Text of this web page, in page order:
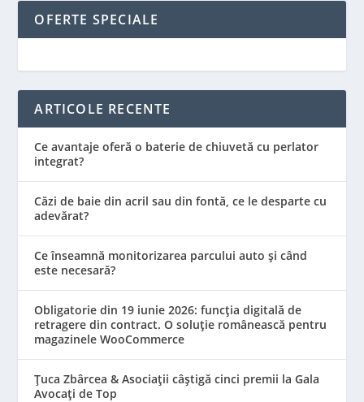
OFERTE SPECIALE
ARTICOLE RECENTE
Ce avantaje oferă o baterie de chiuvetă cu perlator
integrat?
Căzi de baie din acril sau din fontă, ce le desparte cu
adevărat?
Ce înseamnă monitorizarea parcului auto și când
este necesară?
Obligatorie din 19 iunie 2026: funcția digitală de
retragere din contract. O soluție românească pentru
magazinele WooCommerce
Țuca Zbârcea & Asociații câștigă cinci premii la Gala
Avocați de Top